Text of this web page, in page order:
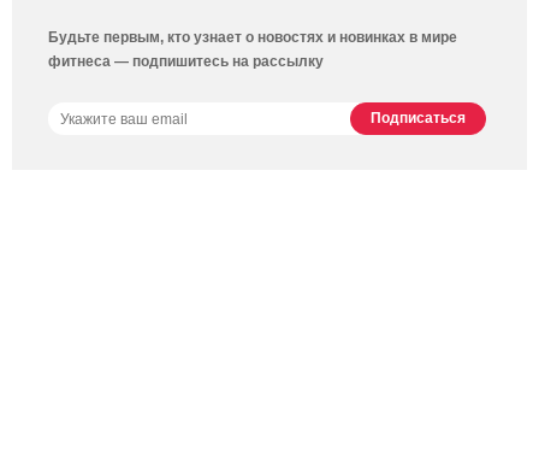
Будьте первым, кто узнает о новостях и новинках в мире
фитнеса — подпишитесь на рассылку